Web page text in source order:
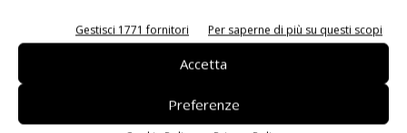
Gestisci 1771 fornitori Per saperne di più su questi scopi
Accetta
Preferenze
Da LAPP connettori circolari per servomotori